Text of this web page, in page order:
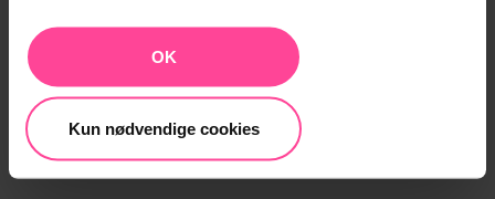
OK
Kun nødvendige cookies